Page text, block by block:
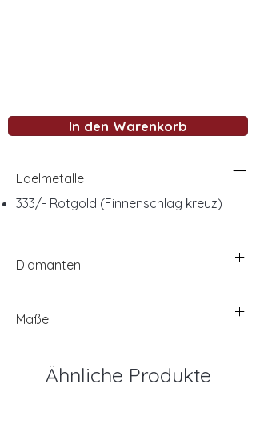
In den Warenkorb
Edelmetalle
333/- Rotgold (Finnenschlag kreuz)
Diamanten
Maße
Ähnliche Produkte